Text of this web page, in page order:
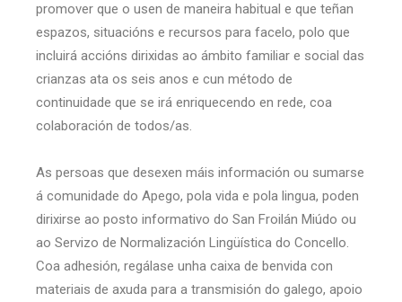
promover que o usen de maneira habitual e que teñan
espazos, situacións e recursos para facelo, polo que
incluirá accións dirixidas ao ámbito familiar e social das
crianzas ata os seis anos e cun método de
continuidade que se irá enriquecendo en rede, coa
colaboración de todos/as.
As persoas que desexen máis información ou sumarse
á comunidade do Apego, pola vida e pola lingua, poden
dirixirse ao posto informativo do San Froilán Miúdo ou
ao Servizo de Normalización Lingüística do Concello.
Coa adhesión, regálase unha caixa de benvida con
materiais de axuda para a transmisión do galego, apoio